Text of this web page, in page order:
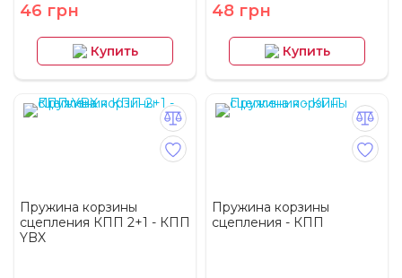
46 грн
Купить
48 грн
Купить
Пружина корзины
сцепления КПП 2+1 - КПП
YBX
Пружина корзины
сцепления - КПП